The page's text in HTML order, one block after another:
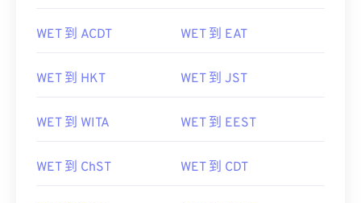
WET 到 ACDT WET 到 EAT
WET 到 HKT WET 到 JST
WET 到 WITA WET 到 EEST
WET 到 ChST WET 到 CDT